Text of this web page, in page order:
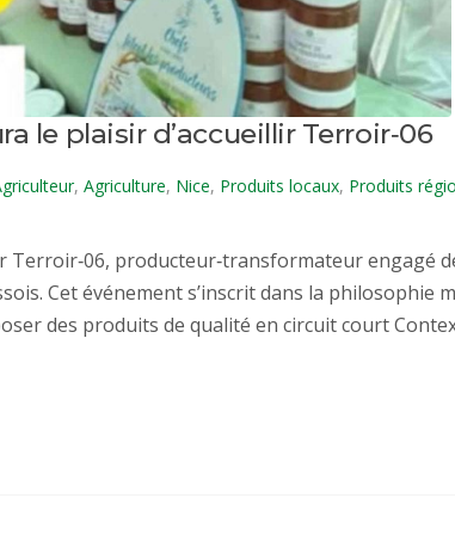
le plaisir d’accueillir Terroir‑06
, Agriculture, Nice, Produits locaux, Produits
Terroir‑06, producteur‑transformateur engagé
Cet événement s’inscrit dans la philosophie
des produits de qualité en circuit court